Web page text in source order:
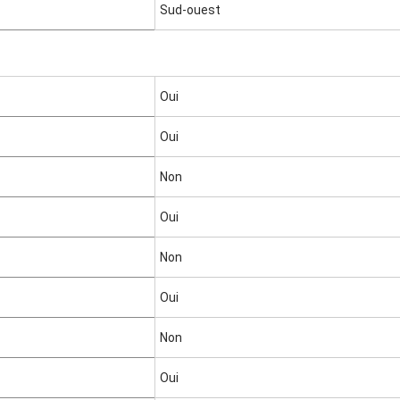
r
r
s
t
r
s
a
r
Sud-ouest
Oui
Oui
Non
Oui
Non
Oui
Non
Oui